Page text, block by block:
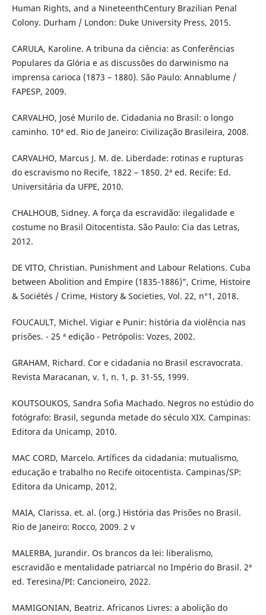
Human Rights, and a NineteenthCentury Brazilian Penal
Colony. Durham / London: Duke University Press, 2015.
CARULA, Karoline. A tribuna da ciência: as Conferências
Populares da Glória e as discussões do darwinismo na
imprensa carioca (1873 – 1880). São Paulo: Annablume /
FAPESP, 2009.
CARVALHO, José Murilo de. Cidadania no Brasil: o longo
caminho. 10ª ed. Rio de Janeiro: Civilização Brasileira, 2008.
CARVALHO, Marcus J. M. de. Liberdade: rotinas e rupturas
do escravismo no Recife, 1822 – 1850. 2ª ed. Recife: Ed.
Universitária da UFPE, 2010.
CHALHOUB, Sidney. A força da escravidão: ilegalidade e
costume no Brasil Oitocentista. São Paulo: Cia das Letras,
2012.
DE VITO, Christian. Punishment and Labour Relations. Cuba
between Abolition and Empire (1835-1886)”, Crime, Histoire
& Sociétés / Crime, History & Societies, Vol. 22, n°1, 2018.
FOUCAULT, Michel. Vigiar e Punir: história da violência nas
prisões. - 25 ª edição - Petrópolis: Vozes, 2002.
GRAHAM, Richard. Cor e cidadania no Brasil escravocrata.
Revista Maracanan, v. 1, n. 1, p. 31-55, 1999.
KOUTSOUKOS, Sandra Sofia Machado. Negros no estúdio do
fotógrafo: Brasil, segunda metade do século XIX. Campinas:
Editora da Unicamp, 2010.
MAC CORD, Marcelo. Artífices da cidadania: mutualismo,
educação e trabalho no Recife oitocentista. Campinas/SP:
Editora da Unicamp, 2012.
MAIA, Clarissa. et. al. (org.) História das Prisões no Brasil.
Rio de Janeiro: Rocco, 2009. 2 v
MALERBA, Jurandir. Os brancos da lei: liberalismo,
escravidão e mentalidade patriarcal no Império do Brasil. 2ª
ed. Teresina/PI: Cancioneiro, 2022.
MAMIGONIAN, Beatriz. Africanos Livres: a abolição do